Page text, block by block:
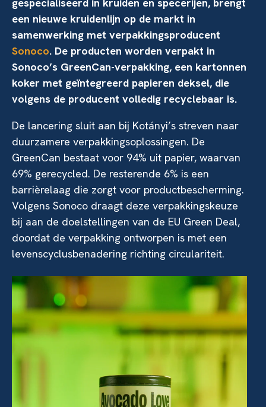
een nieuwe kruidenlijn op de markt in
samenwerking met verpakkingsproducent
Sonoco. De producten worden verpakt in
Sonoco’s GreenCan-verpakking, een kartonnen
koker met geïntegreerd papieren deksel, die
volgens de producent volledig recyclebaar is.
De lancering sluit aan bij Kotányi’s streven naar
duurzamere verpakkingsoplossingen. De
GreenCan bestaat voor 94% uit papier, waarvan
69% gerecycled. De resterende 6% is een
barrièrelaag die zorgt voor productbescherming.
Volgens Sonoco draagt deze verpakkingskeuze
bij aan de doelstellingen van de EU Green Deal,
doordat de verpakking ontworpen is met een
levenscyclusbenadering richting circulariteit.